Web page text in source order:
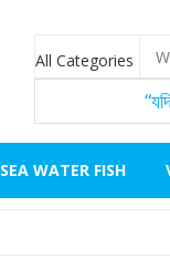
SEA WATER FISH